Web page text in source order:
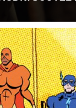
let předkládá
tři programy...